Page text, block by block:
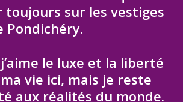
toujours sur les vestiges
Pondichéry.
le luxe et la liberté
vie ici, mais je reste
aux réalités du monde.